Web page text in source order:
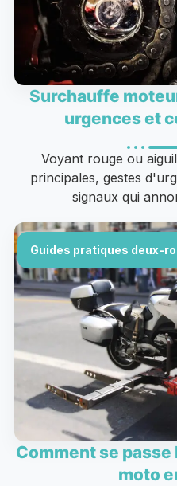
Surchauffe
urgences et
Voyant rouge ou
principales, gestes
signaux qui
Guides pratiques deux-
Comment se passe
moto